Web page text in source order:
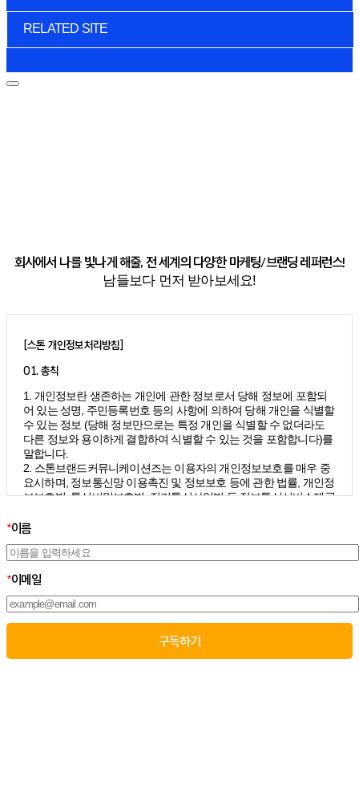
RELATED SITE
회사에서 나를 빛나게 해줄, 전 세계의 다양한 마케팅/브랜딩 레퍼런스!
남들보다 먼저 받아보세요!
[스톤 개인정보처리방침]
01. 총칙
1. 개인정보란 생존하는 개인에 관한 정보로서 당해 정보에 포함되
어 있는 성명, 주민등록번호 등의 사항에 의하여 당해 개인을 식별할
수 있는 정보 (당해 정보만으로는 특정 개인을 식별할 수 없더라도
다른 정보와 용이하게 결합하여 식별할 수 있는 것을 포함합니다)를
말합니다.
2. 스톤브랜드커뮤니케이션즈는 이용자의 개인정보보호를 매우 중
요시하며, 정보통신망 이용촉진 및 정보보호 등에 관한 법률, 개인정
보보호법, 통신비밀보호법, 전기통신사업법 등 정보통신서비스제공
개인정보처리방침을 통하여 이용자가 제공하는 개인정보가 어떠한
치가 취해지고 있는지 알려드립니다.
선을 위하여 개정하는데 필요한 절차를 정하고 있으며, 개인정보처
리방침을 회사의 필요와 사회적 변화에 맞게 변경할 수 있습니다. 그
리고 개인정보처리방침을 개정하는 경우 버전번호 등을 부여하여
개정된 사항을 이용자께서 쉽게 알아볼 수 있도록 하고 있습니다.
*이름
*이메일